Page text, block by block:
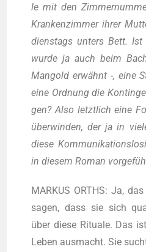
le mit den
Kran­ken­zim­mer ihrer
diens­tags unters Bett.
wur­de ja auch beim
Man­gold erwähnt -, eine
eine Ord­nung die
gen? Also letzt­lich eine
über­win­den, der ja in
die­se
in die­sem Roman
MARKUS ORTHS: Ja,
sagen, dass sie sich
über die­se Ritua­le. Das
Leben aus­macht. Sie